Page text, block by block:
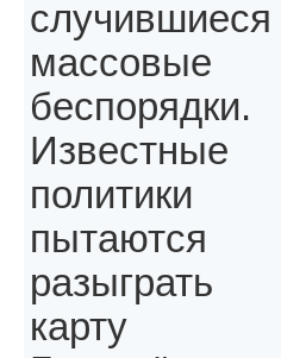
случившиеся
массовые
беспорядки.
Известные
политики
пытаются
разыграть
карту